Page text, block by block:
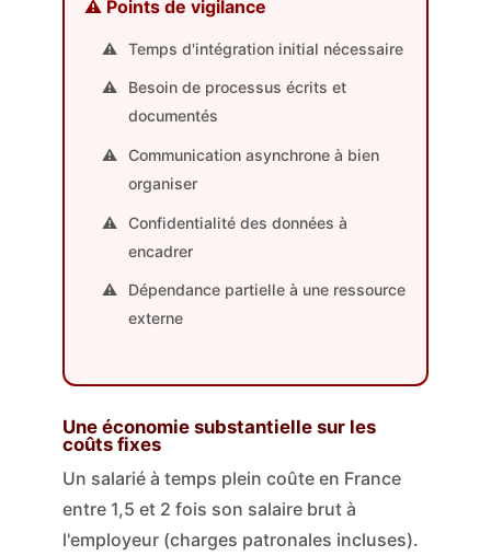
⚠️ Points de vigilance
Temps d'intégration initial nécessaire
Besoin de processus écrits et
documentés
Communication asynchrone à bien
organiser
Confidentialité des données à
encadrer
Dépendance partielle à une ressource
externe
Une économie substantielle sur les
coûts fixes
Un salarié à temps plein coûte en France
entre 1,5 et 2 fois son salaire brut à
l'employeur (charges patronales incluses).